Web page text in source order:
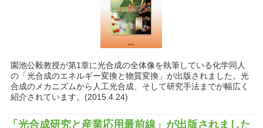
園池公毅教授が第1章に光合成の全体像を執筆している化学同人
の「光合成のエネルギー変換と物質変換」が出版されました。光
合成のメカニズムから人工光合成、そして研究手法までが幅広く
紹介されています。(2015.4.24)
「光合成研究と産業応用最前線」が出版されました